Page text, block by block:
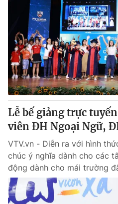
Lễ bế giảng trực
viên ĐH Ngoại Ngữ,
VTV.vn - Diễn ra với hình
chúc ý nghĩa dành cho các
động dành cho mái trường